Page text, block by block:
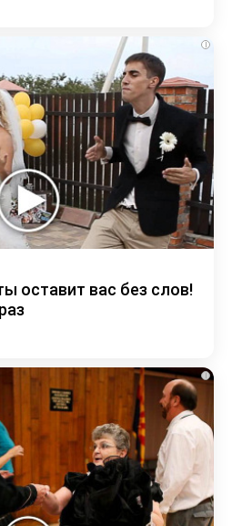
i
оставит вас без слов!
i